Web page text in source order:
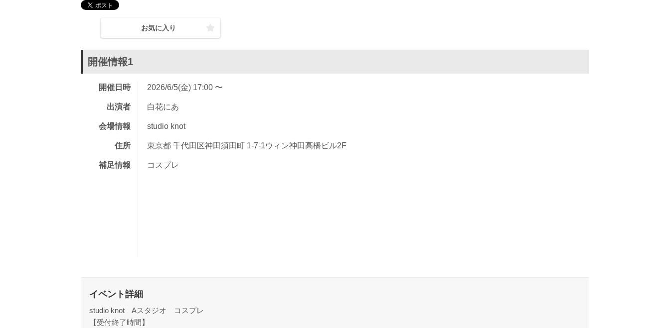
お気に入り
開催情報1
開催日時 2026/6/5(金) 17:00 〜
出演者 白花にあ
会場情報 studio knot
住所 東京都 千代田区神田須田町 1-7-1ウィン神田高橋ビル2F
補足情報 コスプレ
イベント詳細
studio knot Aスタジオ コスプレ
【受付終了時間】